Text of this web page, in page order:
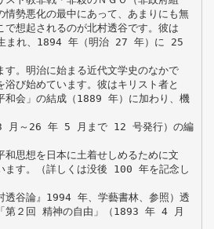
情勢悪化の最中にあって、あまりにも無
で想起されるのが北村透谷です。彼は
まれ、1894 年（明治 27 年）に 25
す。明治に始まる近代文学史のなかで
び始めています。彼はキリスト者と
和会」の結成（1889 年）に加わり、機
月～26 年 5 月まで 12 号発行）の編
和思想を日本に土着せしめるために文
ます。（詳しくは没後 100 年を記念し
透谷論』1994 年、学藝書林、参照）透
第２回 精神の自由」（1893 年 4 月